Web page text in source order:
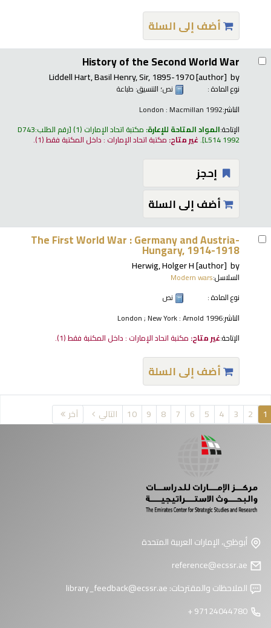
أضف إلى السلة
History of the Second World War
by
Liddell Hart, Basil Henry, Sir, 1895-1970[author]
نوع المادة : نص؛ التنسيق: طباعة
الناشر:London : Macmillan 1992
الإتاحة:المواد المتاحة للإعارة: مكتبة اتحاد الإمارات (1) رقم الطلب:D743
L514 1992
.غير متاح: مكتبة اتحاد الإمارات : داخل المكتبة فقط(1).
إحجز
أضف إلى السلة
The First World War : Germany and Austria-
Hungary, 1914-1918
by
Herwig, Holger H[author]
السلاسل:Modern wars
نوع المادة :
نص
الناشر:London ; New York : Arnold 1996
الإتاحة:غير متاح: مكتبة اتحاد الإمارات : داخل المكتبة فقط(1).
أضف إلى السلة
1
2
3
4
5
6
7
8
9
10 التالي آخر
أبوظبي، الإمارات العربية المتحدة
الملاحظات والمقترحات:library_feedback@ecssr.ae